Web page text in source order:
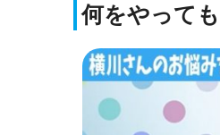
何をやって